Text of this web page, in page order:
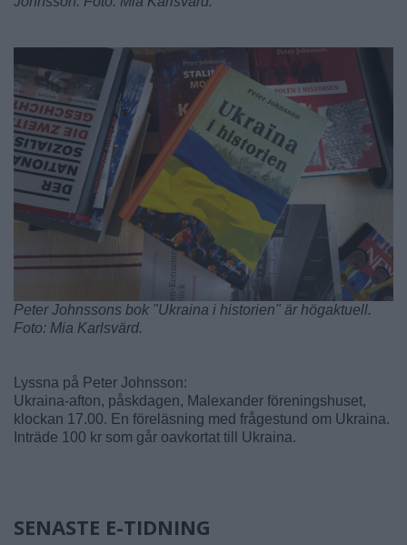
Peter Johnssons bok "Ukraina i historien" är högaktuell.
Foto: Mia Karlsvärd.
Lyssna på Peter Johnsson:
Ukraina-afton, påskdagen, Malexander föreningshuset,
klockan 17.00. En föreläsning med frågestund om Ukraina.
Inträde 100 kr som går oavkortat till Ukraina.
SENASTE E-TIDNING